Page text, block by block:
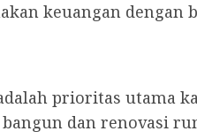
keuangan dengan
prioritas utama
bangun dan renovasi